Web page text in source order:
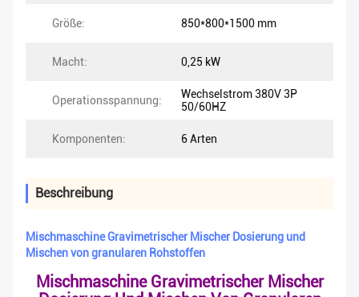
Größe: 850*800*1500 mm
Macht: 0,25 kW
Operationsspannung:
Wechselstrom 380V 3P
50/60HZ
Komponenten: 6 Arten
Beschreibung
Mischmaschine Gravimetrischer Mischer Dosierung und
Mischen von granularen Rohstoffen
Mischmaschine Gravimetrischer Mischer